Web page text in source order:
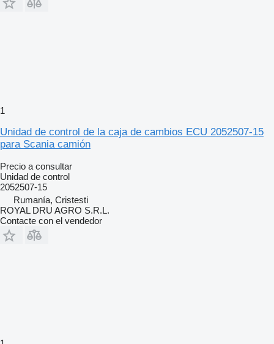
1
Unidad de control de la caja de cambios ECU 2052507-15
para Scania camión
Precio a consultar
Unidad de control
2052507-15
Rumanía, Cristesti
ROYAL DRU AGRO S.R.L.
Contacte con el vendedor